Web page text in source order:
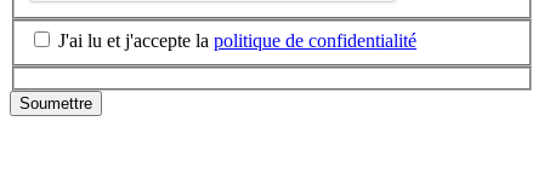
J'ai lu et j'accepte la politique de confidentialité